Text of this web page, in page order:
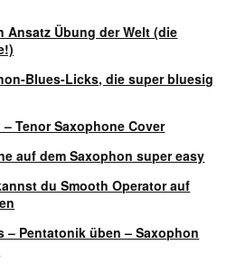
Ansatz Übung der Welt (die
Blues-Licks, die super bluesig
Tenor Saxophone Cover
auf dem Saxophon super easy
du Smooth Operator auf
– Pentatonik üben – Saxophon